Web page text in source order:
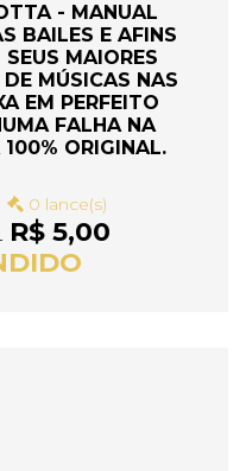
- MANUAL
BAILES E AFINS
MAIORES
MÚSICAS NAS
EM PERFEITO
FALHA NA
100% ORIGINAL.
0 lance(s)
R$ 5,00